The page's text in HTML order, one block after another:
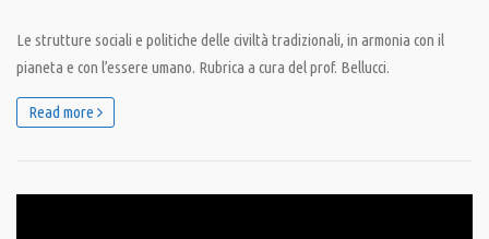
Le strutture sociali e politiche delle civiltà tradizionali, in armonia con il
pianeta e con l’essere umano. Rubrica a cura del prof. Bellucci.
Read more